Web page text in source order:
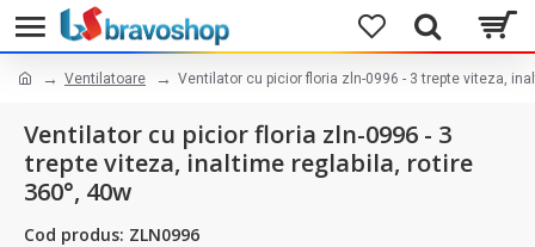
Ventilatoare Ventilator cu picior floria zln-0996 - 3 trepte viteza,
Ventilator cu picior floria zln-0996 - 3
trepte viteza, inaltime reglabila, rotire
360°, 40w
Cod produs: ZLN0996